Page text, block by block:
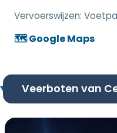
Vervoerswijzen:
🗺️ Google Maps
Veerboten van